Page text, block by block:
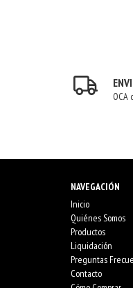
OCA
NAVEGACIÓN
Inicio
Quiénes Somos
Productos
Liquidación
Preguntas
Contacto